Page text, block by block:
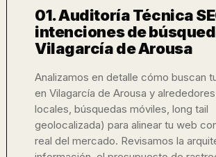
01. Auditoría Técnica
intenciones de
Vilagarcía de Arousa
Analizamos en detalle cómo buscan
en Vilagarcía de Arousa y
locales, búsquedas móviles, long tail
geolocalizada) para alinear tu web
real del mercado. Revisamos la